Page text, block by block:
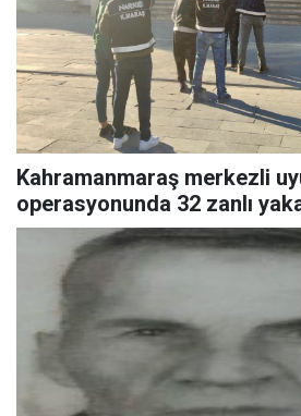
Kahramanmaraş merkezli
operasyonunda 32 zanlı